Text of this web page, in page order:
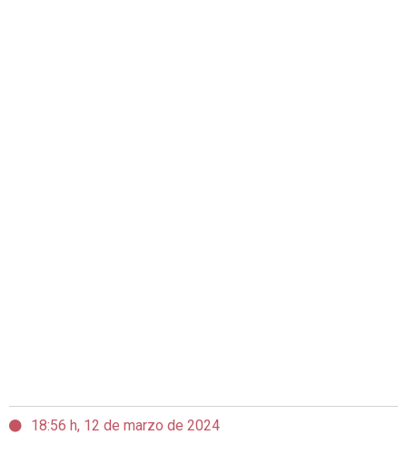
18:56 h, 12 de marzo de 2024